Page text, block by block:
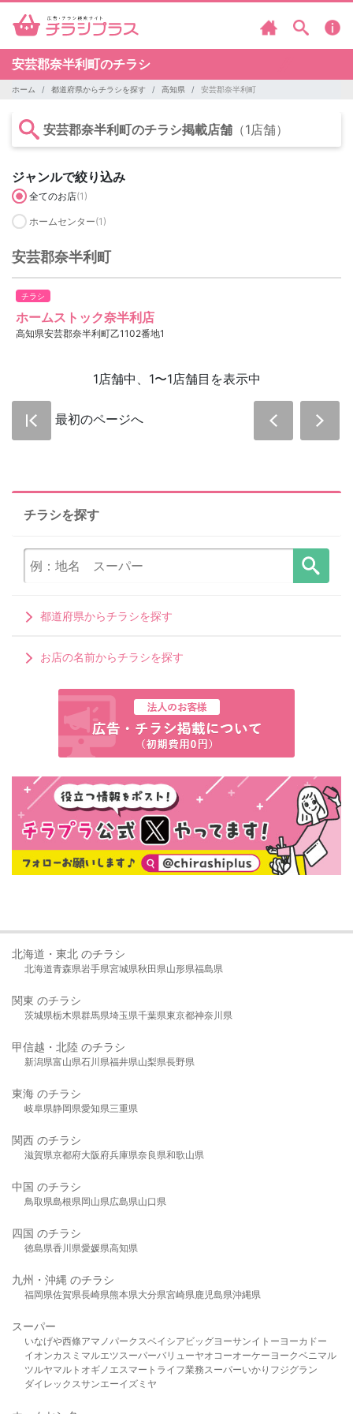
安芸郡奈半利町のチラシ
ホーム 都道府県からチラシを探す 高知県 安芸郡奈半利町
安芸郡奈半利町のチラシ掲載店舗 （1店舗）
ジャンルで絞り込み
全てのお店(1)
ホームセンター(1)
安芸郡奈半利町
チラシ
ホームストック奈半利店
高知県安芸郡奈半利町乙1102番地1
1店舗中、1〜1店舗目を表示中
最初のページへ
チラシを探す
都道府県からチラシを探す
お店の名前からチラシを探す
北海道・東北 のチラシ
北海道青森県岩手県宮城県秋田県山形県福島県
関東 のチラシ
茨城県栃木県群馬県埼玉県千葉県東京都神奈川県
甲信越・北陸 のチラシ
新潟県富山県石川県福井県山梨県長野県
東海 のチラシ
岐阜県静岡県愛知県三重県
関西 のチラシ
滋賀県京都府大阪府兵庫県奈良県和歌山県
中国 のチラシ
鳥取県島根県岡山県広島県山口県
四国 のチラシ
徳島県香川県愛媛県高知県
九州・沖縄 のチラシ
福岡県佐賀県長崎県熊本県大分県宮崎県鹿児島県沖縄県
スーパー
いなげや西條アマノパークスベイシア ビッグヨーサンイトーヨーカドー
イオンカスミ マルエツスーパーバリューヤオコーオーケー ヨークベニマル
ツルヤマルト オギノ エスマート ライフ業務スーパーいかり フジグラン
ダイレックスサンエーイズミヤ